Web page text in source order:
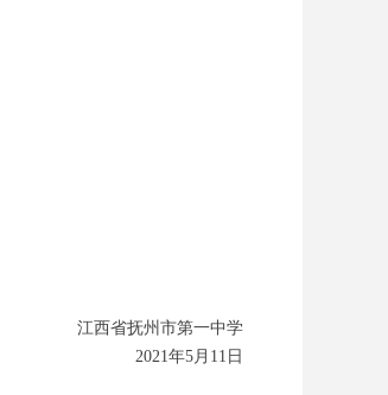
江西省抚州市第一中学
2021年5月11日